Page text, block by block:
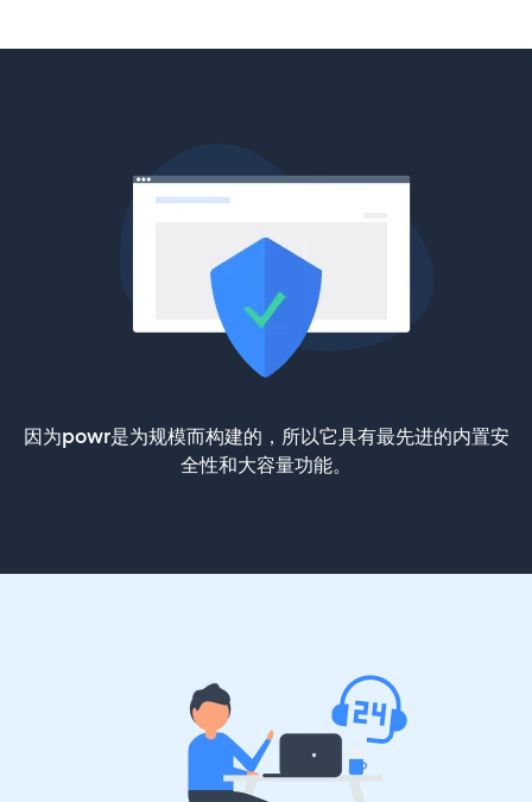
因为powr是为规模而构建的，所以它具有最先进的内置安
全性和大容量功能。